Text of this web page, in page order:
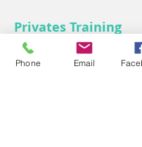
Privates Training
Für ein exklusives und
zusammen gestelltes
Phone Email